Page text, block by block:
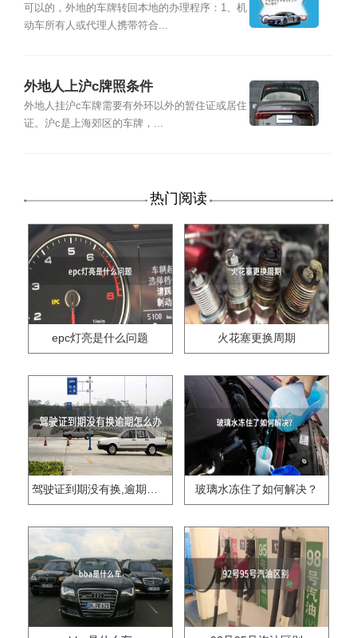
可以的，外地的车牌转回本地的办理程序：1、机
动车所有人或代理人携带符合...
外地人上沪c牌照条件
外地人挂沪c车牌需要有外环以外的暂住证或居住
证。沪c是上海郊区的车牌，...
热门阅读
epc灯亮是什么问题 火花塞更换周期
驾驶证到期没有换,逾期怎么办?? 玻璃水冻住了如何解决？